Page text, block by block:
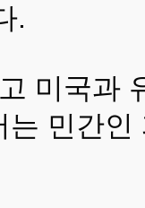
.
미국과
는 민간인